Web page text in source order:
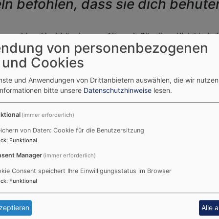
befohlen, dass sie dich
Unabhängig vom Alter, ob Säugling, Kleinkind,
möglich, den unsere Dillinger Pfarrer
unser
sich bei Ihnen zu einem Taufgespräch melden.
den Ablauf der Taufe und berücksichtigen gerne
die Taufe sowie gute Anregungen zur Wahl eines
von personenbezogenen
Cookies
und Anwendungen von Drittanbietern auswählen, die wir
bitte unsere Datenschutzhinweise lesen.
(immer erforderlich)
von Daten: Cookie für die Benutzersitzung
: Funktional
Manager (immer erforderlich)
Consent speichert Ihre Einwilligungsstatus im Browser
: Funktional
Alle